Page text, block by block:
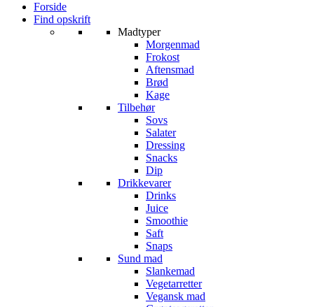
Forside
Find opskrift
Madtyper
Morgenmad
Frokost
Aftensmad
Brød
Kage
Tilbehør
Sovs
Salater
Dressing
Snacks
Dip
Drikkevarer
Drinks
Juice
Smoothie
Saft
Snaps
Sund mad
Slankemad
Vegetarretter
Vegansk mad